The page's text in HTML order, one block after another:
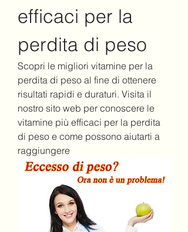
efficaci per la
perdita di peso
Scopri le migliori vitamine per la
perdita di peso al fine di ottenere
risultati rapidi e duraturi. Visita il
nostro sito web per conoscere le
vitamine più efficaci per la perdita
di peso e come possono aiutarti a
raggiungere